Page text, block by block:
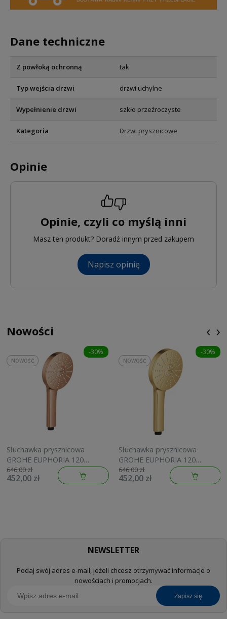
Dane techniczne
Z powłoką ochronną tak
Typ wejścia drzwi drzwi uchylne
Wypełnienie drzwi szkło przeźroczyste
Kategoria Drzwi prysznicowe
Opinie
Opinie, czyli co myślą inni
Masz ten produkt? Doradź innym przed zakupem
Napisz opinię
Nowości
-30%
Słuchawka prysznicowa
GROHE EUPHORIA 120
brushed warm sunset
134883DL00
646,00 zł
452,00 zł
NOWOŚĆ
-30%
Słuchawka prysznicowa
GROHE EUPHORIA 120
brushed cool sunrise
134883GN00
646,00 zł
452,00 zł
NOWOŚĆ
‹ ›
NEWSLETTER
Podaj swój adres e-mail, jeżeli chcesz otrzymywać informacje o
nowościach i promocjach.
zapisz się